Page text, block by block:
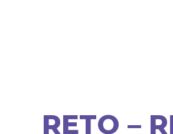
RETO –